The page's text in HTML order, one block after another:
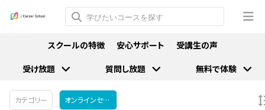
カテゴリー オンラインセミナー(ZOOM開催)
スクールの特徴 安心サポート
受講生の声
受け放題
質問し放題 無料で体験